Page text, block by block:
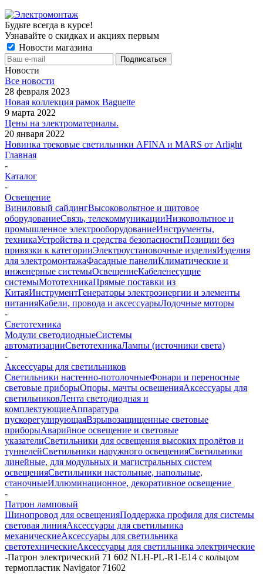
Будьте всегда в курсе!
Узнавайте о скидках и акциях первым
Новости магазина
Новости
Все новости
28 февраля 2023
Новая коллекция рамок Baguette
9 марта 2022
Цены на электроматериалы.
20 января 2022
Новинка трековые светильники AFINA и MARS от Arlight
Главная
-
Каталог
-
Освещение
Виниловый сайдингВысоковольтное и щитовое
оборудованиеСвязь, телекоммуникацииНизковольтное и
промышленное электрооборудованиеИнструменты,
техникаУстройства и средства безопасностиПозиции без
привязки к категорииЭлектроустановочные изделияИзделия
для электромонтажаФасадные панелиКлиматические и
инженерные системыОсвещениеКабеленесущие
системыМототехникаПрямые поставки из
КитаяИнструментГенераторы электроэнергии и элементы
питанияКабели, провода и аксессуарыЛодочные моторы
-
Светотехника
Модули светодиодныеСистемы
автоматизацииСветотехникаЛампы (источники света)
-
Аксессуары для светильников
Светильники настенно-потолочныеФонари и переносные
световые приборыОпоры, мачты освещенияАксессуары для
светильниковЛента светодиодная и
комплектующиеАппаратура
пускорегулирующаяВзрывозащищенные световые
приборыАварийное освещение и световые
указателиСветильники для освещения высоких пролётов и
туннелейСветильники наружного освещенияСветильники
линейные, для модульных и магистральных систем
освещенияСветильники настольные, напольные,
станочныеИллюминационное, декоративное освещение
-
Патрон ламповый
Шинопровод для освещенияПоддержка профиля для системы
световая линияАксессуары для светильника
механическиеАксессуары для светильника
светотехническиеАксессуары для светильника электрические
-Патрон электрический 71 602 NLH-PL-R1-E14 с кольцом
термопластик Navigator 71602